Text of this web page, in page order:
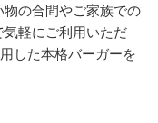
の合間やご家族での
軽にご利用いただ
した本格バーガーを